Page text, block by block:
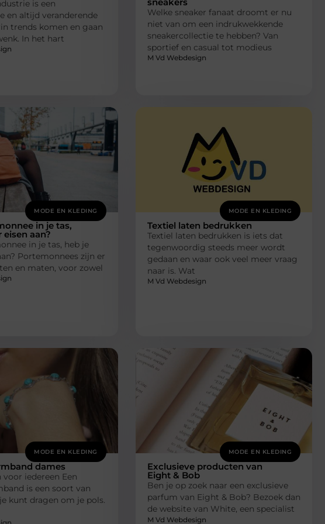
is een
en altijd veranderende
trends komen en gaan
In het hart
Welke sneaker fanaat droomt er nu
niet van om een indrukwekkende
sneakercollectie te hebben? Van
sportief en casual tot modieus
M Vd Webdesign
MODE EN KLEDING
in je tas,
eisen aan?
in je tas, heb je
Portemonnees zijn er
en maten, voor zowel
MODE EN KLEDING
Textiel laten bedrukken
Textiel laten bedrukken is iets dat
tegenwoordig steeds meer wordt
gedaan en waar ook veel meer vraag
naar is. Wat
M Vd Webdesign
MODE EN KLEDING
dames
iedereen Een
is een soort van
kunt dragen om je pols.
MODE EN KLEDING
Exclusieve producten van
Eight & Bob
Ben je op zoek naar een exclusieve
parfum van Eight & Bob? Bezoek dan
de website van White, een specialist
M Vd Webdesign